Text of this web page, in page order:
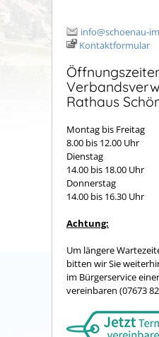
info@schoenau-
Kontaktformular
Rathaus
Montag bis Freitag
8.00 bis 12.00 Uhr
Dienstag
14.00 bis 18.00 Uhr
Donnerstag
14.00 bis 16.30 Uhr
Achtung:
Um längere
bitten wir Sie
im Bürgerservice
vereinbaren (07673